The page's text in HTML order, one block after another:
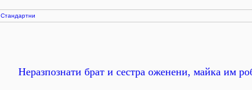
Стандартни
Неразпознати брат и сестра оженени, майка им